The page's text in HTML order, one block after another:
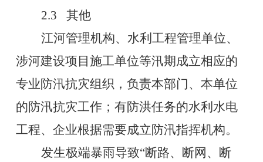
2.3 其他
江河管理机构、水利工程管理单位、
涉河建设项目施工单位等汛期成立相应的
专业防汛抗灾组织，负责本部门、本单位
的防汛抗灾工作；有防洪任务的水利水电
工程、企业根据需要成立防汛指挥机构。
发生极端暴雨导致“断路、断网、断